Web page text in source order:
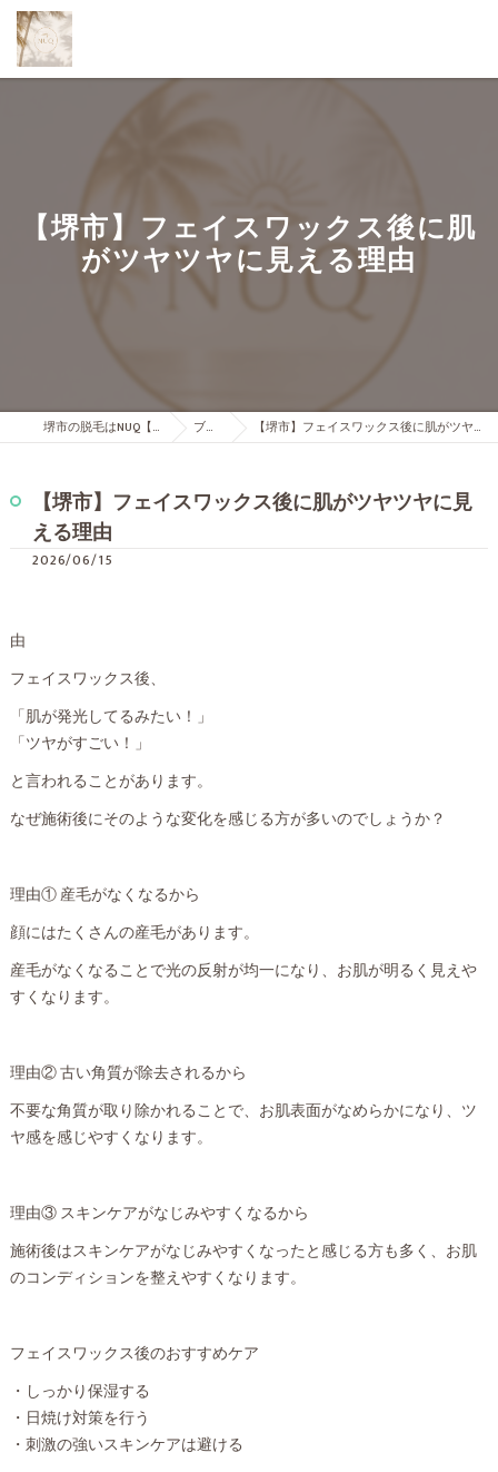
【堺市】フェイスワックス後に肌
がツヤツヤに見える理由
堺市の脱毛はNUQ【ヌック】 ブログ 【堺市】フェイスワックス後に肌がツヤツヤに見える理由
【堺市】フェイスワックス後に肌がツヤツヤに見
える理由
2026/06/15
由
フェイスワックス後、
「肌が発光してるみたい！」
「ツヤがすごい！」
と言われることがあります。
なぜ施術後にそのような変化を感じる方が多いのでしょうか？
理由① 産毛がなくなるから
顔にはたくさんの産毛があります。
産毛がなくなることで光の反射が均一になり、お肌が明るく見えや
すくなります。
理由② 古い角質が除去されるから
不要な角質が取り除かれることで、お肌表面がなめらかになり、ツ
ヤ感を感じやすくなります。
理由③ スキンケアがなじみやすくなるから
施術後はスキンケアがなじみやすくなったと感じる方も多く、お肌
のコンディションを整えやすくなります。
フェイスワックス後のおすすめケア
・しっかり保湿する
・日焼け対策を行う
・刺激の強いスキンケアは避ける